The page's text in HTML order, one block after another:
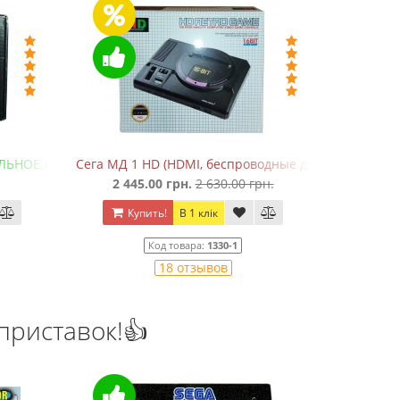
качество!)Сега МД 1 HD (HDMI, беспроводные джойстики)
2 445.00 грн. 2 630.00 грн.
Купить! В 1 клік
Код товара: 1330-1
18 отзывов